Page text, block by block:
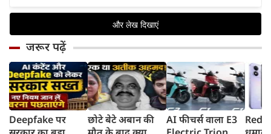
जरूर पढ़ें
Deepfake पर
छोटे बेटे अबान की
AI फीचर्स वाला E3